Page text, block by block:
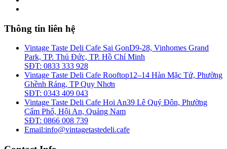
Thông tin liên hệ
Vintage Taste Deli Cafe Sai GonD9-28, Vinhomes Grand
Park, TP. Thủ Đức, TP. Hồ Chí Minh
SĐT: 0833 333 928
Vintage Taste Deli Cafe Rooftop12–14 Hàn Mặc Tử, Phường
Ghềnh Ráng, TP Quy Nhơn
SĐT: 0343 409 043
Vintage Taste Deli Cafe Hoi An39 Lê Quý Đôn, Phường
Cẩm Phổ, Hội An, Quảng Nam
SĐT: 0866 008 739
Email:info@vintagetastedeli.cafe